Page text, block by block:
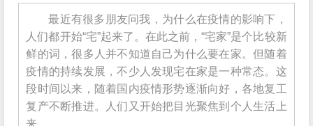
最近有很多朋友问我，为什么在疫情的影响下，
人们都开始“宅”起来了。在此之前，“宅家”是个比较新
鲜的词，很多人并不知道自己为什么要在家。但随着
疫情的持续发展，不少人发现宅在家是一种常态。这
段时间以来，随着国内疫情形势逐渐向好，各地复工
复产不断推进。人们又开始把目光聚焦到个人生活上
来。